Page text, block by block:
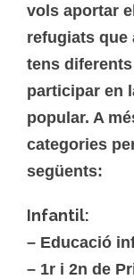
vols aportar
refugiats que
tens
participar en
popular. A
categories
següents:
Infantil:
– Educació
– 1r i 2n de